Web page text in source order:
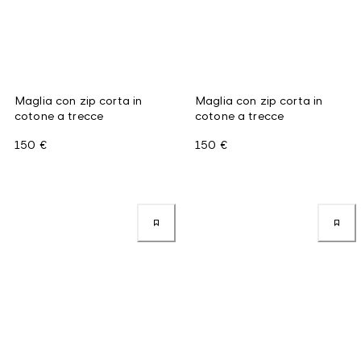
Maglia con zip corta in
cotone a trecce
150 €
Maglia con zip corta in
cotone a trecce
150 €